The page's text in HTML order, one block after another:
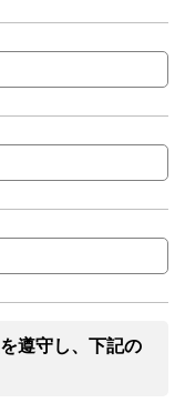
を遵守し、下記の